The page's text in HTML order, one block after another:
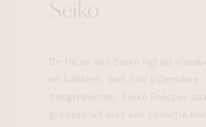
Seiko
De focus van Seiko ligt op
en kalibers, met drie bijzondere
hoogtepunten. Seiko Prospex
grenzen uit met een collectie